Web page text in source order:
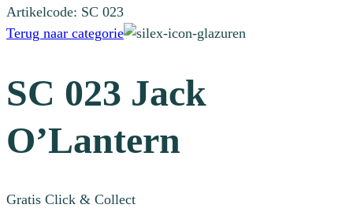
Artikelcode: SC 023
Terug naar categorie
SC 023 Jack
O’Lantern
Gratis Click & Collect